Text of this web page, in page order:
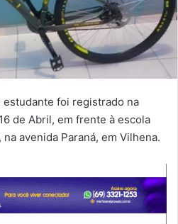
foi registrado na
de Abril, em frente à escola
avenida Paraná, em Vilhena.